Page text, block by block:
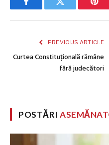
FacebookTwitter
PREVIOUS ARTICLE
Curtea Constituțională rămâne
fără judecători
POSTĂRI